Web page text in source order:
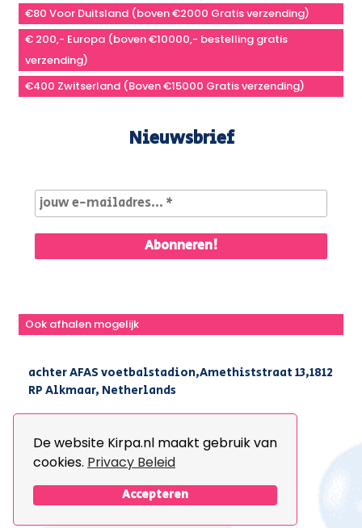
De website Kirpa.nl maakt gebruik van
cookies. Privacy Beleid
Accepteren
€80 Voor Duitsland (boven €2000 Gratis verzending)
€ 200,- Europa (boven €10000,- bestelling gratis
verzending)
€400 Zwitserland (Boven €15000 Gratis verzending)
Nieuwsbrief
Ook afhalen mogelijk
achter AFAS voetbalstadion,Amethiststraat 13,1812
RP Alkmaar, Netherlands
© 2026 Kirpa. All Rights Reserved.
Design By
The Webdesign